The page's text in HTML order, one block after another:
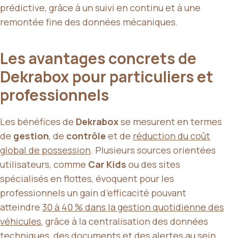
prédictive, grâce à un suivi en continu et à une
remontée fine des données mécaniques.
Les avantages concrets de
Dekrabox pour particuliers et
professionnels
Les bénéfices de Dekraboxse mesurent en termes
de gestion, de contrôle et de réduction du coût
global de possession. Plusieurs sources orientées
utilisateurs, comme Car Kids ou des sites
spécialisés en flottes, évoquent pour les
professionnels un gain d’efficacité pouvant
atteindre 30 à 40 % dans la gestion quotidienne des
véhicules, grâce à la centralisation des données
techniques, des documents et des alertes au sein